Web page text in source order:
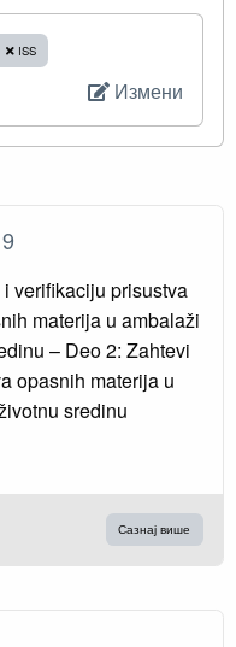
ISS
Измени
verifikaciju prisustva
materija u ambalaži
– Deo 2: Zahtevi
opasnih materija u
sredinu
Сазнај више